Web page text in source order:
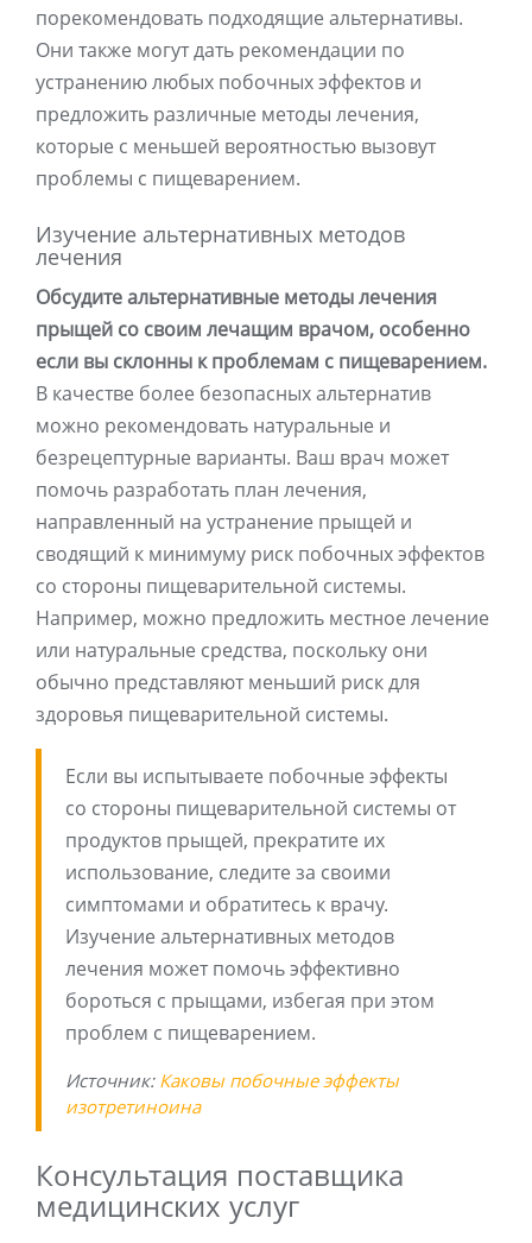
порекомендовать подходящие альтернативы.
Они также могут дать рекомендации по
устранению любых побочных эффектов и
предложить различные методы лечения,
которые с меньшей вероятностью вызовут
проблемы с пищеварением.
Изучение альтернативных методов
лечения
Обсудите альтернативные методы лечения
прыщей со своим лечащим врачом, особенно
если вы склонны к проблемам с пищеварением.
В качестве более безопасных альтернатив
можно рекомендовать натуральные и
безрецептурные варианты. Ваш врач может
помочь разработать план лечения,
направленный на устранение прыщей и
сводящий к минимуму риск побочных эффектов
со стороны пищеварительной системы.
Например, можно предложить местное лечение
или натуральные средства, поскольку они
обычно представляют меньший риск для
здоровья пищеварительной системы.
Если вы испытываете побочные эффекты
со стороны пищеварительной системы от
продуктов прыщей, прекратите их
использование, следите за своими
симптомами и обратитесь к врачу.
Изучение альтернативных методов
лечения может помочь эффективно
бороться с прыщами, избегая при этом
проблем с пищеварением.
Источник: Каковы побочные эффекты
изотретиноина
Консультация поставщика
медицинских услуг